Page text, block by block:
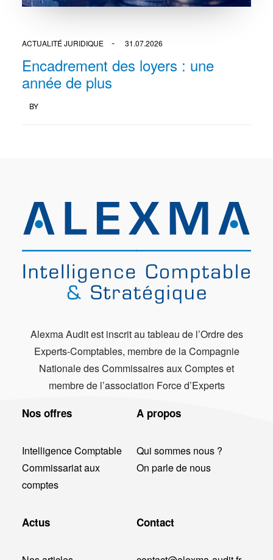
ACTUALITÉ JURIDIQUE 31.07.2026
Encadrement des loyers : une
année de plus
BY
Alexma Audit est inscrit au tableau de l’Ordre des
Experts-Comptables, membre de la Compagnie
Nationale des Commissaires aux Comptes et
membre de l’association Force d’Experts
Nos offres
Intelligence Comptable
Commissariat aux
comptes
A propos
Qui sommes nous ?
On parle de nous
Actus Contact